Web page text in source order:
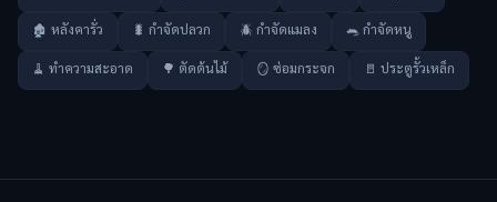
🏚️ หลังคารั่ว 🐛 กำจัดปลวก 🪲 กำจัดแมลง 🐀 กำจัดหนู
🧹 ทำความสะอาด 🌳 ตัดต้นไม้ 🪞 ซ่อมกระจก 🚪 ประตูรั้วเหล็ก